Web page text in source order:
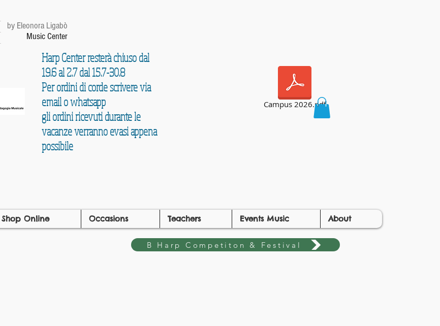
by Eleonora Ligabò
Music Center
Harp Center resterà chiuso dal
19.6 al 2.7 dal 15.7-30.8
Per ordini di corde scrivere via
email o whatsapp
gli ordini ricevuti durante le
vacanze verranno evasi appena
possibile
Campus 2026.pdf
Shop Online Occasions Teachers Events Music About
B Harp Competiton & Festival